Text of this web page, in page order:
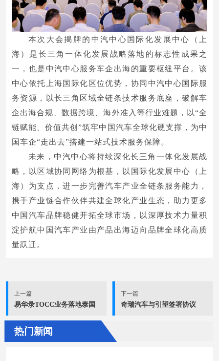
本次大会揭牌的中汽中心国际化发展中心（上
海）是长三角一体化发展战略落地的标志性成果之
一，也是中汽中心服务车企出海的重要枢纽平台。该
中心依托上海国际化区位优势，协同中汽中心国际服
务资源，以长三角区域全链条技术服务底座，破解车
企出海合规、数据跨境、海外准入等行业难题，以“全
链赋能、价值共创”筑牢中国汽车全球化硬支撑，为中
国车企“走出去”搭建一站式技术服务保障。
未来，中汽中心将持续深化长三角一体化发展战
略，以区域协同网络为根基，以国际化发展中心（上
海）为支点，进一步完善汽车产业全链条服务能力，
携手产业链合作伙伴共建全球化产业生态，助力更多
中国汽车品牌稳健开拓全球市场，以深厚技术力量积
淀护航中国汽车产业由产品出海迈向品牌全球化高质
量跃迁。
上一篇
易华录TOCC业务落地泰国
下一篇
奇瑞汽车与引望签署协议
热门新闻